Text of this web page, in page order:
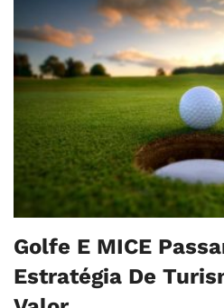
Golfe E MICE
Estratégia De